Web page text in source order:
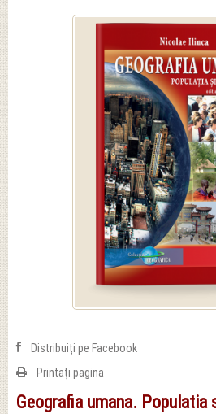
Distribuiți pe Facebook
Printați pagina
Geografia umana. Populatia